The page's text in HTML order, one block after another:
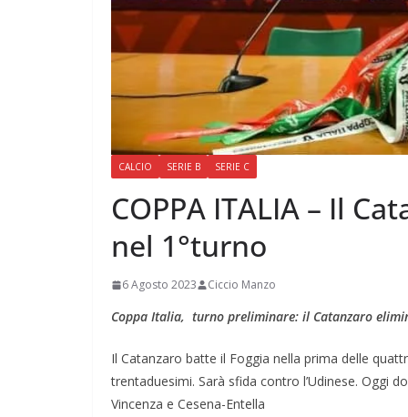
CALCIO SERIE B SERIE C
COPPA ITALIA – Il
nel 1°turno
6 Agosto 2023 Ciccio Manzo
Coppa Italia, turno preliminare: il Catanzaro
Il Catanzaro batte il Foggia nella prima delle
trentaduesimi. Sarà sfida contro l’Udinese. Oggi
Vincenza e Cesena-Entella